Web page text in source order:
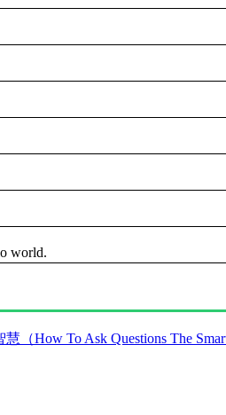
world.
慧（How To Ask Questions The